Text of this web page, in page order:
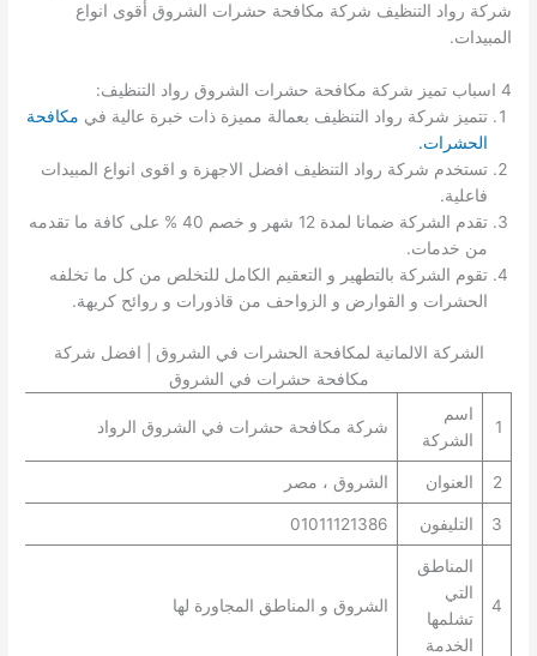
شركة رواد التنظيف شركة مكافحة حشرات الشروق أقوى انواع
المبيدات.
4 اسباب تميز شركة مكافحة حشرات الشروق رواد التنظيف:
تتميز شركة رواد التنظيف بعمالة مميزة ذات خبرة عالية في مكافحة
الحشرات.
تستخدم شركة رواد التنظيف افضل الاجهزة و اقوى انواع المبيدات
فاعلية.
تقدم الشركة ضمانا لمدة 12 شهر و خصم 40 % على كافة ما تقدمه
من خدمات.
تقوم الشركة بالتطهير و التعقيم الكامل للتخلص من كل ما تخلفه
الحشرات و القوارض و الزواحف من قاذورات و روائح كريهة.
الشركة الالمانية لمكافحة الحشرات في الشروق | افضل شركة
مكافحة حشرات في الشروق
1
اسم
الشركة
شركة مكافحة حشرات في الشروق الرواد
2 العنوان الشروق ، مصر
3 التليفون 01011121386
4
المناطق
التي
تشلمها
الخدمة
الشروق و المناطق المجاورة لها